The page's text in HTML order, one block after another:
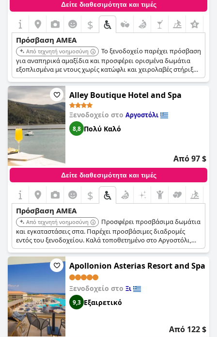
Δείτε διαθεσιμότητα και τιμές
$
Πρόσβαση ΑΜΕΑ
Από τεχνητή νοημοσύνη
Το ξενοδοχείο παρέχει πρόσβαση
για αναπηρικά αμαξίδια και προσφέρει ορισμένα δωμάτια
εξοπλισμένα με ντους χωρίς κατώφλι και χειρολαβές στήριξης
κοντά στην τουαλέτα, εξυπηρετώντας τους επισκέπτες που
χρειάζονται αυτές τις εγκαταστάσεις.
Alley Boutique Hotel and Spa
Ξενοδοχείο στο Αργοστόλι
8,8 Πολύ Καλό
Από 97 $
Δείτε διαθεσιμότητα και τιμές
$
Πρόσβαση ΑΜΕΑ
Από τεχνητή νοημοσύνη
Προσφέρει προσβάσιμα δωμάτια
και εγκαταστάσεις σπα. Παρέχει προσβάσιμες διαδρομές
εντός του ξενοδοχείου. Καλά τοποθετημένο στο Αργοστόλι,
καθιστώντας το βολικό για την εξερεύνηση της περιοχής.
Apollonion Asterias Resort and Spa
Ξενοδοχείο στο Ξι
9,3 Εξαιρετικό
Από 122 $